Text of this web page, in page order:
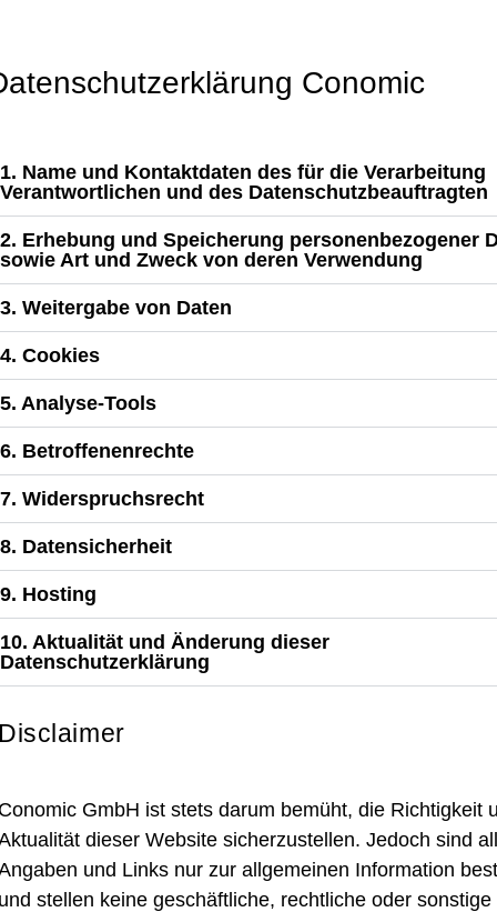
Conomic
1. Name und Kontaktdaten des für die Verarbeitung
Verantwortlichen und des Datenschutzbeauftragten
2. Erhebung und Speicherung personenbezogener
sowie Art und Zweck von deren Verwendung
3. Weitergabe von Daten
4. Cookies
5. Analyse-Tools
6. Betroffenenrechte
7. Widerspruchsrecht
8. Datensicherheit
9. Hosting
10. Aktualität und Änderung dieser
Datenschutzerklärung
GmbH ist stets darum bemüht, die Richtigkeit
dieser Website sicherzustellen. Jedoch sind
und Links nur zur allgemeinen Information
stellen keine geschäftliche, rechtliche oder sonstige